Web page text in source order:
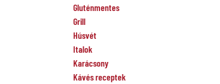
Gluténmentes
Grill
Húsvét
Italok
Karácsony
Kávés receptek